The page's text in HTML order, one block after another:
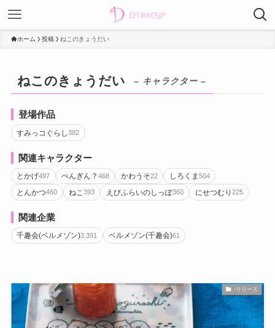
ホーム 投稿 ねこのきょうだい
ねこのきょうだい – キャラクター –
登場作品
すみっコぐらし382
関連キャラクター
とかげ497 ぺんぎん？468 かわうそ22 しろくま 504
とんかつ460 ねこ393 えびふらいのしっぽ360 にせつむり 225
関連企業
千趣会(ベルメゾン)3,391 ベルメゾン(千趣会)61
-リリース